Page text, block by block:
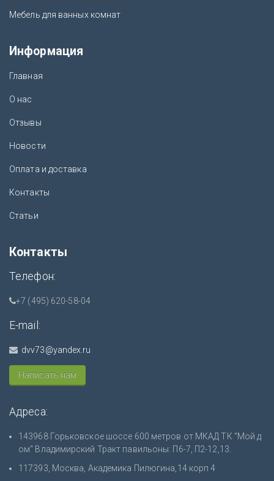
Мебель для ванных комнат
Информация
Главная
О нас
Отзывы
Новости
Оплата и доставка
Контакты
Статьи
Контакты
Телефон:
+7 (495) 620-58-04
E-mail:
dvv73@yandex.ru
Написать нам
Адреса:
143968 Горьковское шоссе 600 метров от МКАД ТК "Мой д
ом" Владимирский Тракт павильоны: П6-7, П2-12,13.
117393, Москва, Академика Пилюгина,14 корп 4